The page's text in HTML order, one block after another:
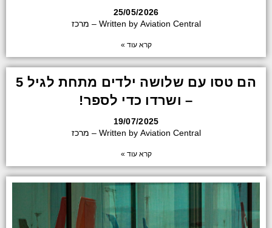
25/05/2026
Written by Aviation Central – מרכז
קרא עוד »
הם טסו עם שלושה ילדים מתחת לגיל 5
– ושרדו כדי לספר!
19/07/2025
Written by Aviation Central – מרכז
קרא עוד »